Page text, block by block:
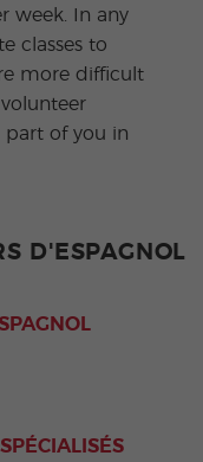
week. In any
classes to
more difficult
part of you in
D'ESPAGNOL